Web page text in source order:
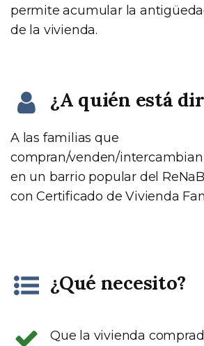
permite acumular la
de la vivienda.
¿A quién está
A las familias que
compran/venden/
en un barrio popular del
con Certificado de Vivienda
¿Qué necesito?
Que la vivienda